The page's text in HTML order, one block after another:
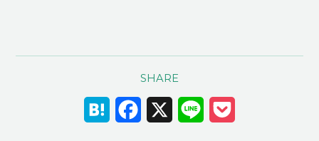
SHARE
Hatena Facebook Line